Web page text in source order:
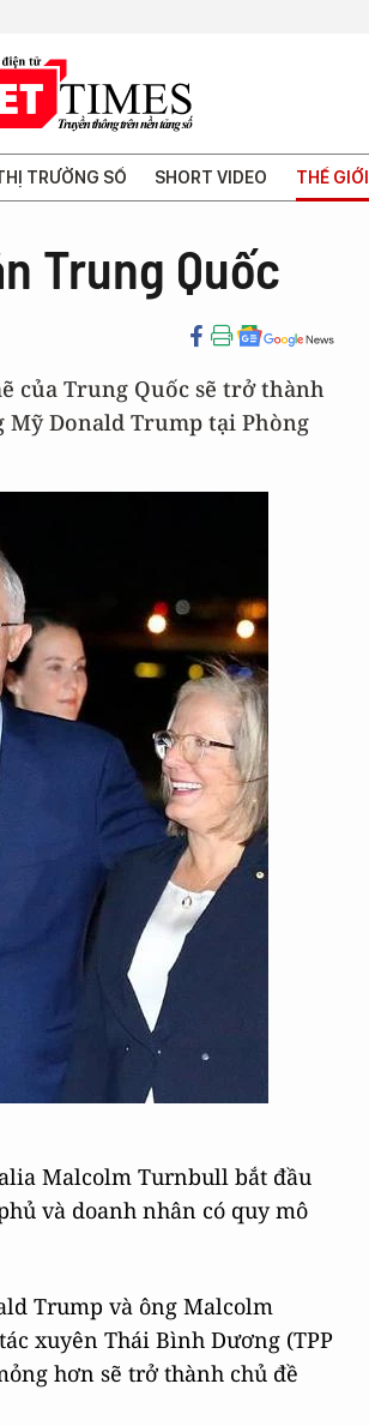
TRƯỜNG SỐ SHORT VIDEO THẾ GIỚI
Trung Quốc
của Trung Quốc sẽ trở thành
Donald Trump tại Phòng
Malcolm Turnbull bắt đầu
và doanh nhân có quy mô
Trump và ông Malcolm
xuyên Thái Bình Dương (TPP
hơn sẽ trở thành chủ đề